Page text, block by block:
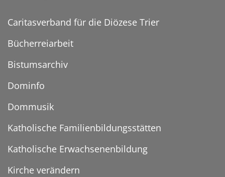
Caritasverband für die Diözese Trier
Bücherreiarbeit
Bistumsarchiv
Dominfo
Dommusik
Katholische Familienbildungsstätten
Katholische Erwachsenenbildung
Kirche verändern